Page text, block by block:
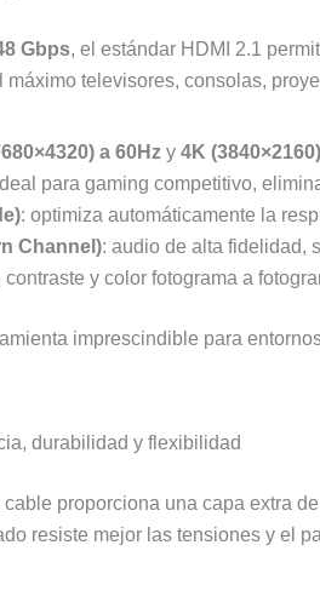
Gbps, el estándar HDMI 2.1
televisores, consolas,
a 60Hz y 4K
para gaming competitivo,
: optimiza automáticamente la
Channel): audio de alta fidelidad,
y color fotograma a
imprescindible para
durabilidad y flexibilidad
cable proporciona una capa extra
resiste mejor las tensiones y el